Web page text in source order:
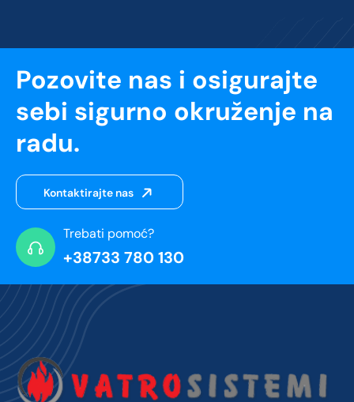
Pozovite nas i osigurajte
sebi sigurno okruženje na
radu.
Kontaktirajte nas
Trebati pomoć?
+38733 780 130